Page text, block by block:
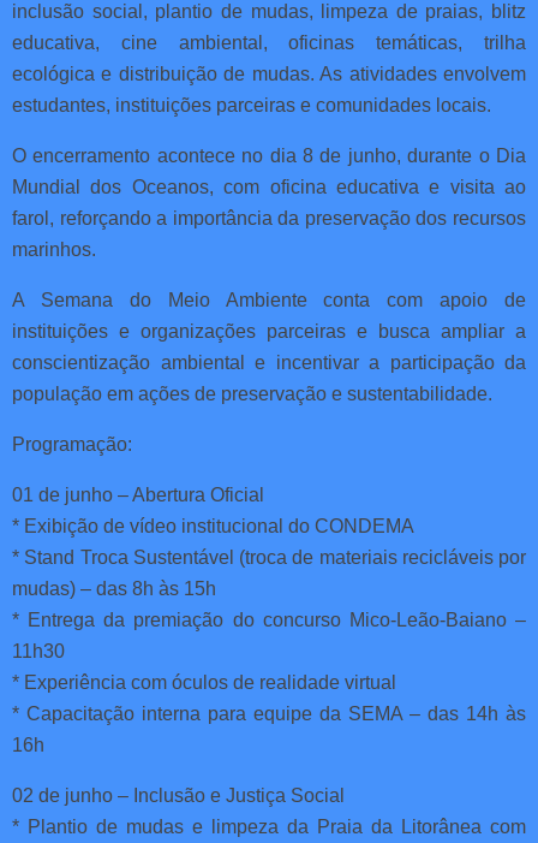
inclusão social, plantio de mudas, limpeza de praias, blitz
educativa, cine ambiental, oficinas temáticas, trilha
ecológica e distribuição de mudas. As atividades envolvem
estudantes, instituições parceiras e comunidades locais.
O encerramento acontece no dia 8 de junho, durante o Dia
Mundial dos Oceanos, com oficina educativa e visita ao
farol, reforçando a importância da preservação dos recursos
marinhos.
A Semana do Meio Ambiente conta com apoio de
instituições e organizações parceiras e busca ampliar a
conscientização ambiental e incentivar a participação da
população em ações de preservação e sustentabilidade.
Programação:
01 de junho – Abertura Oficial
* Exibição de vídeo institucional do CONDEMA
* Stand Troca Sustentável (troca de materiais recicláveis por
mudas) – das 8h às 15h
* Entrega da premiação do concurso Mico-Leão-Baiano –
11h30
* Experiência com óculos de realidade virtual
* Capacitação interna para equipe da SEMA – das 14h às
16h
02 de junho – Inclusão e Justiça Social
* Plantio de mudas e limpeza da Praia da Litorânea com